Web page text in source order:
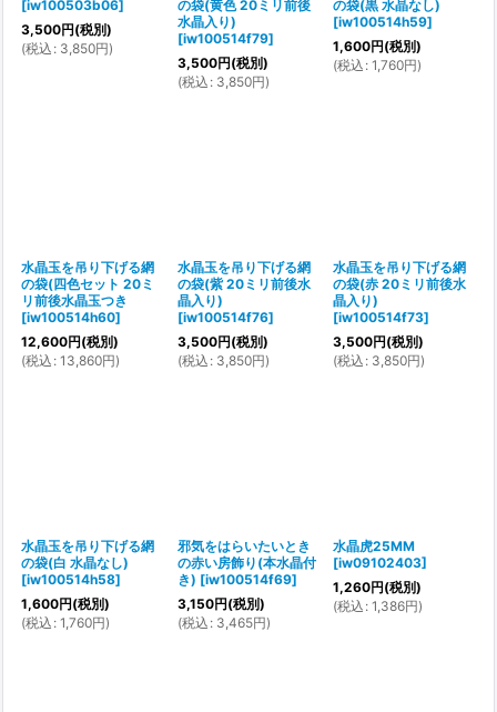
[iw100503b06]
3,500円(税別)
(税込 : 3,850円)
の袋(黄色 20ミリ前後
水晶入り)
[iw100514f79]
3,500円(税別)
(税込 : 3,850円)
の袋(黒 水晶なし)
[iw100514h59]
1,600円(税別)
(税込 : 1,760円)
水晶玉を吊り下げる網
の袋(四色セット 20ミ
リ前後水晶玉つき
[iw100514h60]
12,600円(税別)
(税込 : 13,860円)
水晶玉を吊り下げる網
の袋(紫 20ミリ前後水
晶入り)
[iw100514f76]
3,500円(税別)
(税込 : 3,850円)
水晶玉を吊り下げる網
の袋(赤 20ミリ前後水
晶入り)
[iw100514f73]
3,500円(税別)
(税込 : 3,850円)
水晶玉を吊り下げる網
の袋(白 水晶なし)
[iw100514h58]
1,600円(税別)
(税込 : 1,760円)
邪気をはらいたいとき
の赤い房飾り(本水晶付
き) [iw100514f69]
3,150円(税別)
(税込 : 3,465円)
水晶虎25MM
[iw09102403]
1,260円(税別)
(税込 : 1,386円)